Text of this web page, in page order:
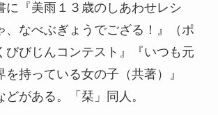
に『美雨１３歳のしあわせレシ
、なべぶぎょうでござる！』（ポ
びびじんコンテスト』『いつも元
持っている女の子（共著）』
どがある。「栞」同人。